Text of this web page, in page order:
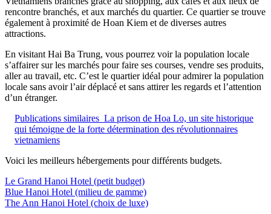
rencontre branchés, et aux marchés du quartier. Ce quartier se trouve
également à proximité de Hoan Kiem et de diverses autres
attractions.
En visitant Hai Ba Trung, vous pourrez voir la population locale
s’affairer sur les marchés pour faire ses courses, vendre ses produits,
aller au travail, etc. C’est le quartier idéal pour admirer la population
locale sans avoir l’air déplacé et sans attirer les regards et l’attention
d’un étranger.
Publications similaires La prison de Hoa Lo, un site historique
qui témoigne de la forte détermination des révolutionnaires
vietnamiens
Voici les meilleurs hébergements pour différents budgets.
Le Grand Hanoi Hotel (petit budget)
Blue Hanoi Hotel (milieu de gamme)
The Ann Hanoi Hotel (choix de luxe)